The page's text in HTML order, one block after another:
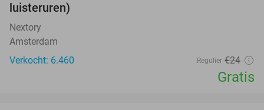
luisteruren)
Nextory
Amsterdam
Verkocht: 6.460
Regulier €24
Gratis